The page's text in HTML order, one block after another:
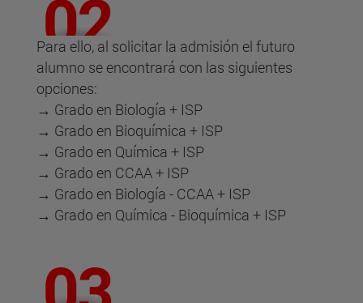
Para ello, al solicitar la admisión el futuro
alumno se encontrará con las siguientes
opciones:
→ Grado en Biología + ISP
→ Grado en Bioquímica + ISP
→ Grado en Química + ISP
→ Grado en CCAA + ISP
→ Grado en Biología - CCAA + ISP
→ Grado en Química - Bioquímica + ISP